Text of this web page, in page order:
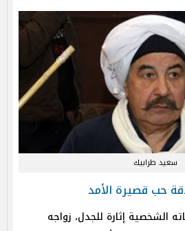
سعيد طرابيك
حب قصيرة الأمد
الشخصية إثارة للجدل، زواجه